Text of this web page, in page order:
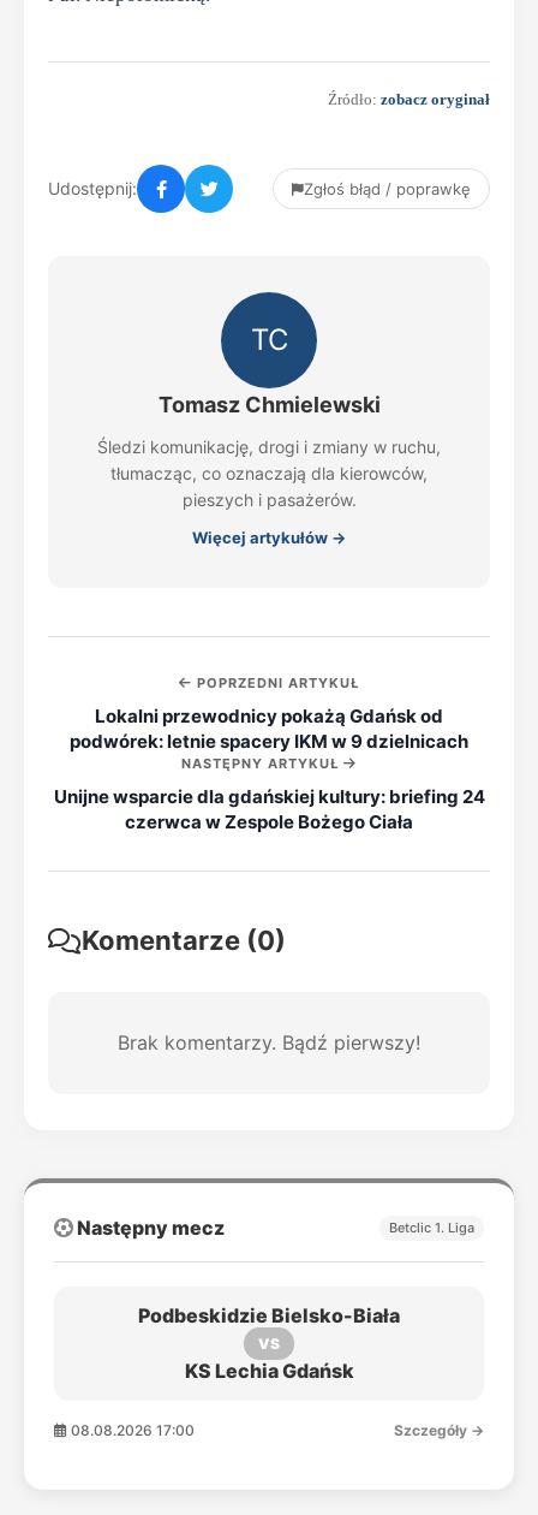
Źródło: zobacz oryginał
Udostępnij: Zgłoś błąd / poprawkę
TC
Tomasz Chmielewski
Śledzi komunikację, drogi i zmiany w ruchu,
tłumacząc, co oznaczają dla kierowców,
pieszych i pasażerów.
Więcej artykułów →
POPRZEDNI ARTYKUŁ
Lokalni przewodnicy pokażą Gdańsk od
podwórek: letnie spacery IKM w 9 dzielnicach
NASTĘPNY ARTYKUŁ
Unijne wsparcie dla gdańskiej kultury: briefing 24
czerwca w Zespole Bożego Ciała
Komentarze (0)
Brak komentarzy. Bądź pierwszy!
Następny mecz Betclic 1. Liga
Podbeskidzie Bielsko-Biała
VS
KS Lechia Gdańsk
08.08.2026 17:00 Szczegóły →